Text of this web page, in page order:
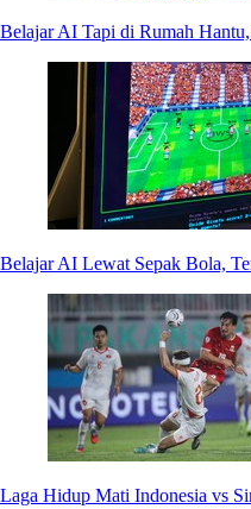
Belajar AI Tapi di Rumah
Belajar AI Lewat Sepak Bola,
Laga Hidup Mati Indonesia vs